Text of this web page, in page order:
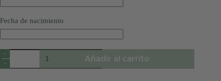
Fecha de nacimiento
Lámina
infantil
arcoíris
Añadir al carrito